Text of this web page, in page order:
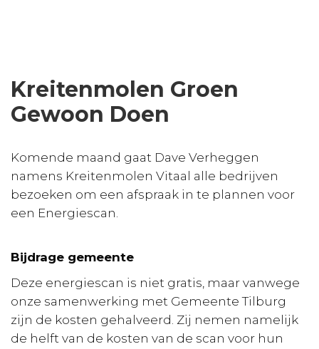
Kreitenmolen Groen
Gewoon Doen
Komende maand gaat Dave Verheggen
namens Kreitenmolen Vitaal alle bedrijven
bezoeken om een afspraak in te plannen voor
een Energiescan.
Bijdrage gemeente
Deze energiescan is niet gratis, maar vanwege
onze samenwerking met Gemeente Tilburg
zijn de kosten gehalveerd. Zij nemen namelijk
de helft van de kosten van de scan voor hun